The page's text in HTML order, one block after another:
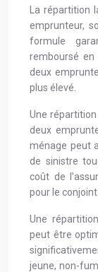
La répartition
emprunteur,
formule
remboursé en
deux
plus élevé.
Une
deux
ménage peut
de sinistre
coût de
pour le
Une
peut être
jeune, non-